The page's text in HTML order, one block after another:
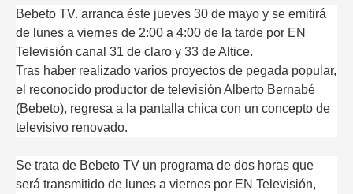
Bebeto TV. arranca éste jueves 30 de mayo y se emitirá
de lunes a viernes de 2:00 a 4:00 de la tarde por EN
Televisión canal 31 de claro y 33 de Altice.
Tras haber realizado varios proyectos de pegada popular,
el reconocido productor de televisión Alberto Bernabé
(Bebeto), regresa a la pantalla chica con un concepto de
televisivo renovado.
Se trata de Bebeto TV un programa de dos horas que
será transmitido de lunes a viernes por EN Televisión,